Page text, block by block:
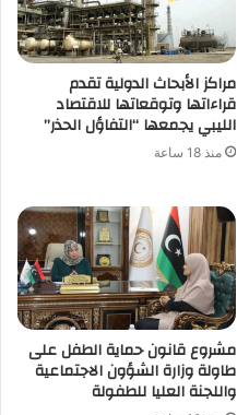
مراكز الأبحاث الدولية تقدم
قراءاتها وتوقعاتها للاقتصاد
الليبي يجمعها “التفاؤل الحذر”
منذ 18 ساعة
مشروع قانون حماية الطفل على
طاولة وزارة الشؤون الاجتماعية
واللجنة العليا للطفولة